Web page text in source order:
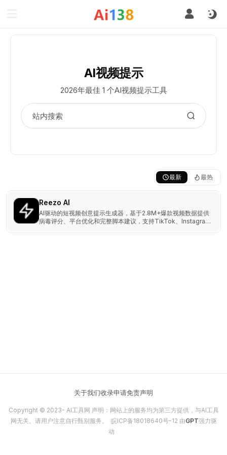
AI视频提示
2026年最佳 1 个AI视频提示工具
最新 最热
Reezo AI
AI驱动的短视频创意提示生成器，基于2.8M+爆款视频数据提供
病毒评分、平台优化和完整脚本建议，支持TikTok、Instagram
关于我们收录申请免责声明
Copyright © 2023- AI工具网 声明：网站上的服务均为第三方提供，与AI工具
网无关。请用户注意自行甄别服务。 皖ICP备18018640号-12 由GPT强力驱
动